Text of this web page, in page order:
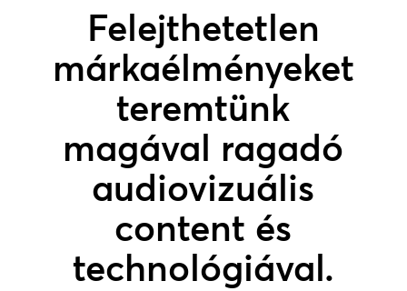
Felejthetetlen
márkaélményeket
teremtünk
magával ragadó
audiovizuális
content és
technológiával.